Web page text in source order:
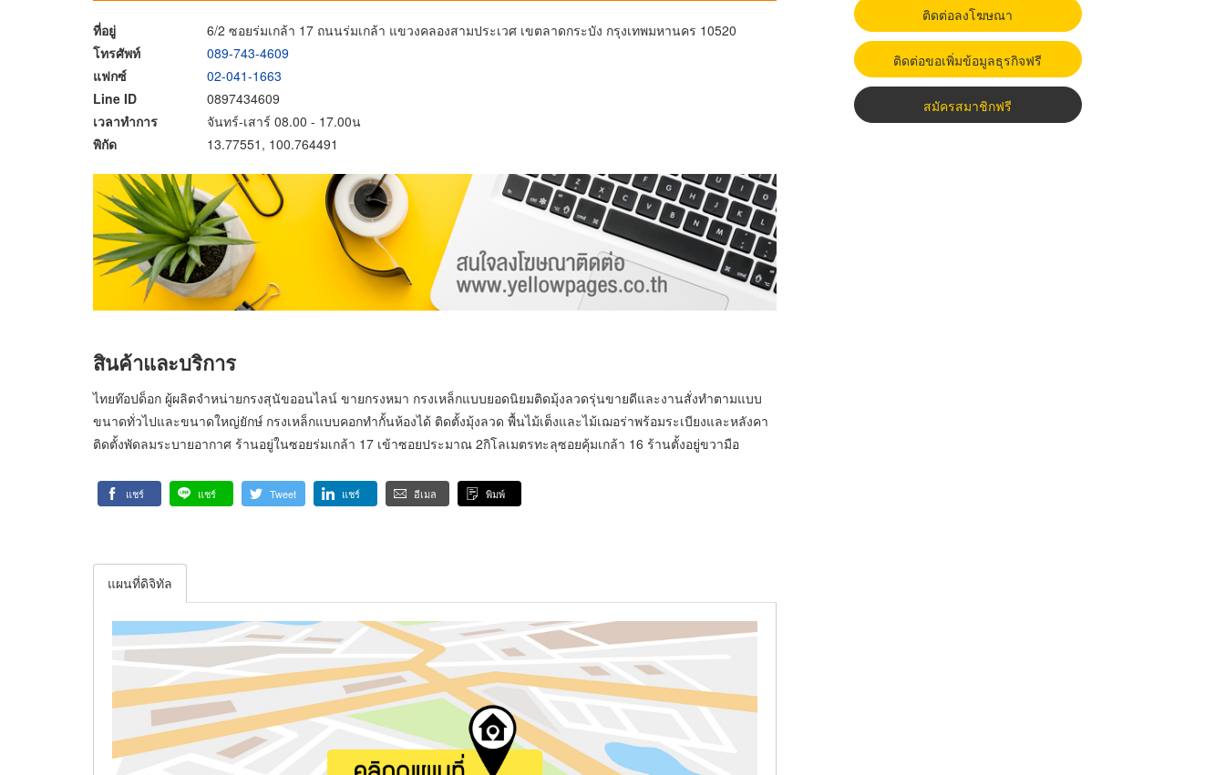
ที่อยู่
6/2 ซอยร่มเกล้า 17 ถนนร่มเกล้า แขวงคลองสามประเวศ เขตลาดกระบัง กรุงเทพมหานคร 10520
โทรศัพท์
089-743-4609
แฟกซ์
02-041-1663
Line ID
0897434609
เวลาทำการ
จันทร์-เสาร์ 08.00 - 17.00น
พิกัด
13.77551, 100.764491
สินค้าและบริการ
ไทยท๊อปด็อก ผู้ผลิตจำหน่ายกรงสุนัขออนไลน์ ขายกรงหมา กรงเหล็กแบบยอดนิยมติดมุ้งลวดรุ่นขายดีและงานสั่งทำตามแบบ
ขนาดทั่วไปและขนาดใหญ่ยักษ์ กรงเหล็กแบบคอกทำกั้นห้องได้ ติดตั้งมุ้งลวด พื้นไม้เต็งและไม้เฌอร่าพร้อมระเบียงและหลังคา
ติดตั้งพัดลมระบายอากาศ ร้านอยู่ในซอยร่มเกล้า 17 เข้าซอยประมาณ 2กิโลเมตรทะลุซอยคุ้มเกล้า 16 ร้านตั้งอยู่ขวามือ
แชร์ แชร์ Tweet แชร์ อีเมล พิมพ์
แผนที่ดิจิทัล
ติดต่อลงโฆษณา
ติดต่อขอเพิ่มข้อมูลธุรกิจฟรี
สมัครสมาชิกฟรี